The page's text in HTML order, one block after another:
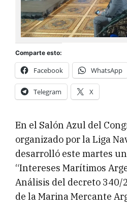
Comparte esto:
Facebook WhatsApp
Telegram X
En el Salón Azul del
organizado por la Liga
desarrolló este martes
“Intereses Marítimos
Análisis del decreto 340/
de la Marina Mercante